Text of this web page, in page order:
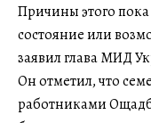
Причины этого
состояние или
заявил глава МИД
Он отметил, что
работниками